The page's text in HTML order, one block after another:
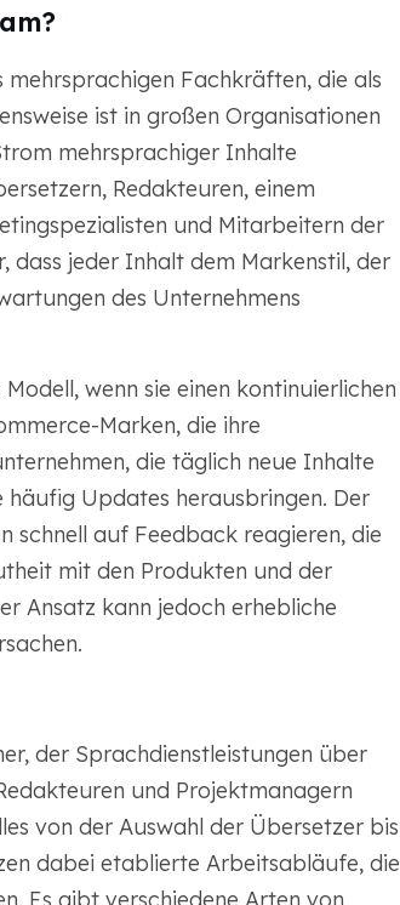
Fachkräften, die als
ist in großen Organisationen
mehrsprachiger Inhalte
Redakteuren, einem
und Mitarbeitern der
dass jeder Inhalt dem Markenstil, der
des Unternehmens
wenn sie einen kontinuierlichen
Marken, die ihre
die täglich neue Inhalte
Updates herausbringen. Der
schnell auf Feedback reagieren, die
mit den Produkten und der
Ansatz kann jedoch erhebliche
der Sprachdienstleistungen über
und Projektmanagern
von der Auswahl der Übersetzer bis
dabei etablierte Arbeitsabläufe, die